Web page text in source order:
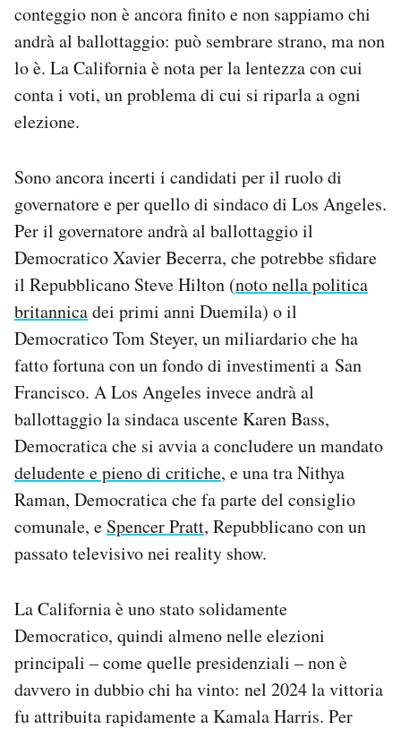
conteggio non è ancora finito e non sappiamo chi
andrà al ballottaggio: può sembrare strano, ma non
lo è. La California è nota per la lentezza con cui
conta i voti, un problema di cui si riparla a ogni
elezione.
Sono ancora incerti i candidati per il ruolo di
governatore e per quello di sindaco di Los Angeles.
Per il governatore andrà al ballottaggio il
Democratico Xavier Becerra, che potrebbe sfidare
il Repubblicano Steve Hilton (noto nella politica
britannicadei primi anni Duemila) o il
Democratico Tom Steyer, un miliardario che ha
fatto fortuna con un fondo di investimenti a San
Francisco. A Los Angeles invece andrà al
ballottaggio la sindaca uscente Karen Bass,
Democratica che si avvia a concludere un mandato
deludente e pieno di critiche, e una tra Nithya
Raman, Democratica che fa parte del consiglio
comunale, e Spencer Pratt, Repubblicano con un
passato televisivo nei reality show.
La California è uno stato solidamente
Democratico, quindi almeno nelle elezioni
principali – come quelle presidenziali – non è
davvero in dubbio chi ha vinto: nel 2024 la vittoria
fu attribuita rapidamente a Kamala Harris. Per